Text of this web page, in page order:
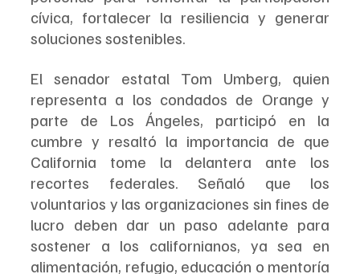
cívica, fortalecer la resiliencia y generar
soluciones sostenibles.
El senador estatal Tom Umberg, quien
representa a los condados de Orange y
parte de Los Ángeles, participó en la
cumbre y resaltó la importancia de que
California tome la delantera ante los
recortes federales. Señaló que los
voluntarios y las organizaciones sin fines de
lucro deben dar un paso adelante para
sostener a los californianos, ya sea en
alimentación, refugio, educación o mentoría